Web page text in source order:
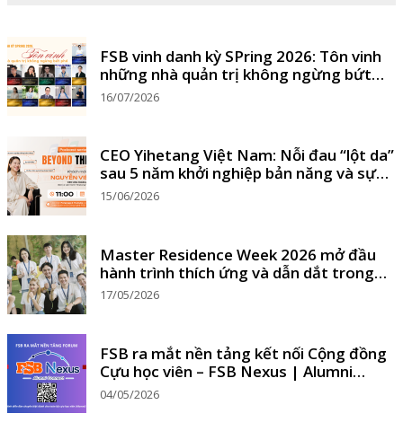
FSB vinh danh kỳ SPring 2026: Tôn vinh
những nhà quản trị không ngừng bứt
phá
16/07/2026
CEO Yihetang Việt Nam: Nỗi đau “lột da”
sau 5 năm khởi nghiệp bản năng và sự
thức tỉnh
15/06/2026
Master Residence Week 2026 mở đầu
hành trình thích ứng và dẫn dắt trong
thời đại AI
17/05/2026
FSB ra mắt nền tảng kết nối Cộng đồng
Cựu học viên – FSB Nexus | Alumni
Connect
04/05/2026